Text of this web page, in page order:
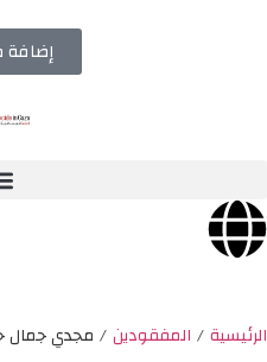
الرئيسية/ المفقودين/ مجدي جمال